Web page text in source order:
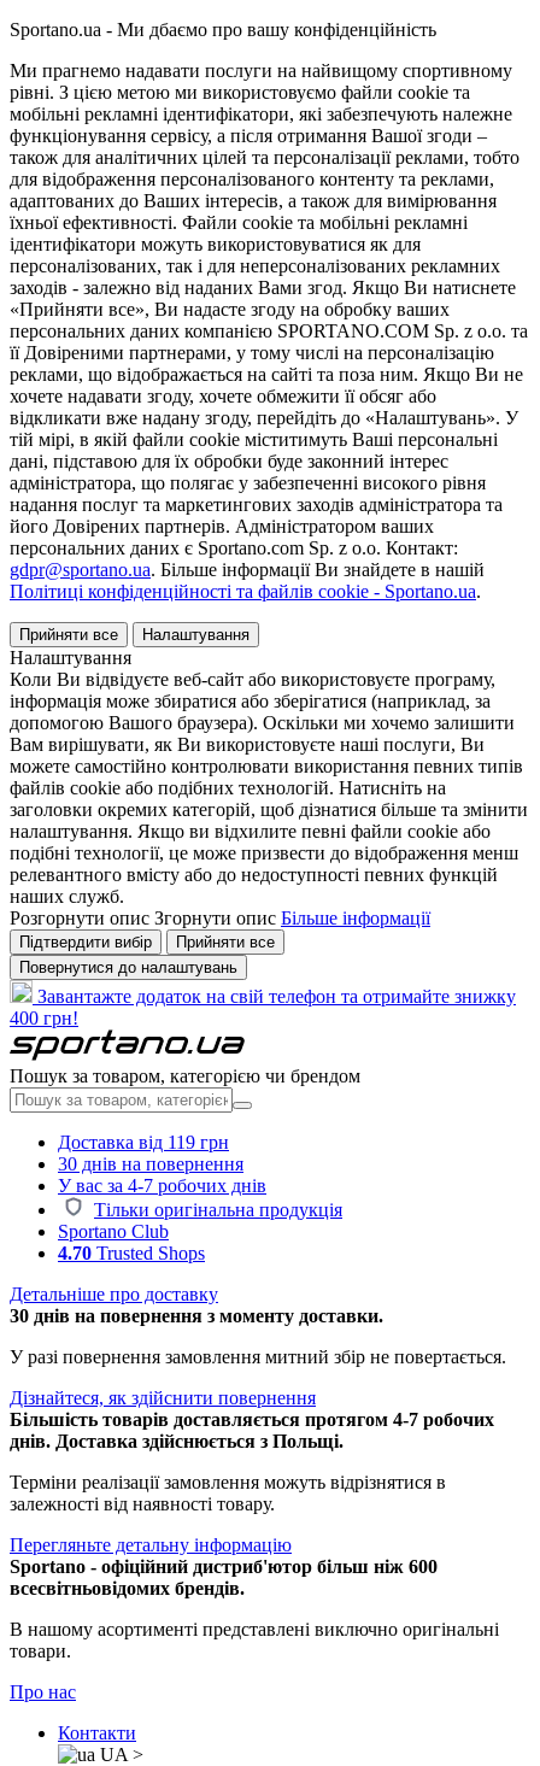
Sportano.ua - Ми дбаємо про вашу конфіденційність
Ми прагнемо надавати послуги на найвищому спортивному
рівні. З цією метою ми використовуємо файли cookie та
мобільні рекламні ідентифікатори, які забезпечують належне
функціонування сервісу, а після отримання Вашої згоди –
також для аналітичних цілей та персоналізації реклами, тобто
для відображення персоналізованого контенту та реклами,
адаптованих до Ваших інтересів, а також для вимірювання
їхньої ефективності. Файли cookie та мобільні рекламні
ідентифікатори можуть використовуватися як для
персоналізованих, так і для неперсоналізованих рекламних
заходів - залежно від наданих Вами згод. Якщо Ви натиснете
«Прийняти все», Ви надасте згоду на обробку ваших
персональних даних компанією SPORTANO.COM Sp. z o.o. та
її Довіреними партнерами, у тому числі на персоналізацію
реклами, що відображається на сайті та поза ним. Якщо Ви не
хочете надавати згоду, хочете обмежити її обсяг або
відкликати вже надану згоду, перейдіть до «Налаштувань». У
тій мірі, в якій файли cookie міститимуть Ваші персональні
дані, підставою для їх обробки буде законний інтерес
адміністратора, що полягає у забезпеченні високого рівня
надання послуг та маркетингових заходів адміністратора та
його Довірених партнерів. Адміністратором ваших
персональних даних є Sportano.com Sp. z o.o. Контакт:
gdpr@sportano.ua. Більше інформації Ви знайдете в нашій
Політиці конфіденційності та файлів cookie - Sportano.ua.
Прийняти все Налаштування
Налаштування
Коли Ви відвідуєте веб-сайт або використовуєте програму,
інформація може збиратися або зберігатися (наприклад, за
допомогою Вашого браузера). Оскільки ми хочемо залишити
Вам вирішувати, як Ви використовуєте наші послуги, Ви
можете самостійно контролювати використання певних типів
файлів cookie або подібних технологій. Натисніть на
заголовки окремих категорій, щоб дізнатися більше та змінити
налаштування. Якщо ви відхилите певні файли cookie або
подібні технології, це може призвести до відображення менш
релевантного вмісту або до недоступності певних функцій
наших служб.
Розгорнути опис Згорнути опис Більше інформації
Підтвердити вибір
Прийняти все
Повернутися до налаштувань
Завантажте додаток на свій телефон та отримайте знижку
400 грн!
Пошук за товаром, категорією чи брендом
Доставка від 119 грн
30 днів на повернення
У вас за 4-7 робочих днів
Тільки оригінальна продукція
Sportano Club
4.70 Trusted Shops
Детальніше про доставку
30 днів на повернення з моменту доставки.
У разі повернення замовлення митний збір не повертається.
Дізнайтеся, як здійснити повернення
Більшість товарів доставляється протягом 4-7 робочих
днів. Доставка здійснюється з Польщі.
Терміни реалізації замовлення можуть відрізнятися в
залежності від наявності товару.
Перегляньте детальну інформацію
Sportano - офіційний дистриб'ютор більш ніж 600
всесвітньовідомих брендів.
В нашому асортименті представлені виключно оригінальні
товари.
Про нас
Контакти
UA >